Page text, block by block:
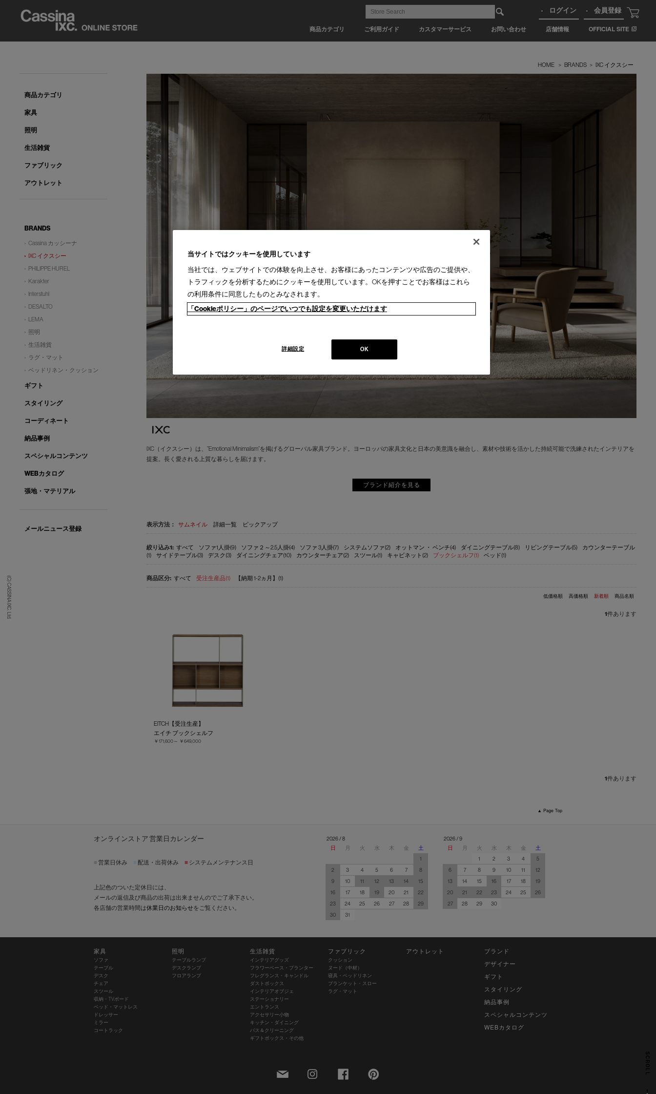
商品カテゴリ ご利用ガイド カスタマーサービス お問い合わせ 店舗情報 OFFICIAL SITE
ログイン 会員登録
(C) CASSINA IXC. Ltd.
SCROLL
HOME > BRANDS > IXC イクスシー
IXC（イクスシー）は、”Emotional Minimalism”を掲げるグローバル家具ブランド。ヨーロッパの家具文化と日本の美意識を融合し、素材や技術を活かした持続可能で洗練されたインテリアを
提案。長く愛される上質な暮らしを届けます。
ブランド紹介を見る
表示方法： サムネイル 詳細一覧 ピックアップ
すべて ソファ1人掛(9) ソファ２～2.5人掛(4) ソファ 3人掛(7) システムソファ(2) オットマン ・ ベンチ(4) ダイニングテーブル(8) リビングテーブル(5)
カウンターテーブル
(1)
サイドテーブル(3) デスク(3) ダイニングチェア(10) カウンターチェア(2) スツール(1) キャビネット(2) ブックシェルフ(1) ベッド(1)
すべて 受注生産品(1) 【納期 1-2ヵ月】(1)
低価格順 高価格順 新着順 商品名順
1件あります
EITCH【受注生産】
エイチ ブックシェルフ
￥171,600～ ￥649,000
1件あります
商品カテゴリ
家具
照明
生活雑貨
ファブリック
アウトレット
BRANDS
Cassina カッシーナ
IXC イクスシー
PHILIPPE HUREL
Karakter
Interstuhl
DESALTO
LEMA
照明
生活雑貨
ラグ・マット
ベッドリネン・クッション
ギフト
スタイリング
コーディネート
納品事例
スペシャルコンテンツ
WEBカタログ
張地・マテリアル
メールニュース登録
▲ Page Top
オンラインストア 営業日カレンダー
営業日休み 配送・出荷休み ■ システムメンテナンス日
上記色のついた定休日には、
メールの返信及び商品の出荷は出来ませんのでご了承下さい。
各店舗の営業時間は休業日のお知らせをご覧ください。
2026 / 8
日
月 火 水 木 金
土
1
2
3 4 5 6 7
8
9
10 11 12 13 14
15
16
17 18 19 20 21
22
23
24 25 26 27 28
29
30
31
2026 / 9
日
月 火 水 木 金
土
1
2 3 4
5
6
7 8 9 10 11
12
13
14 15 16 17 18
19
20
21 22 23 24 25
26
27
28 29 30
家具
ソファ
テーブル
デスク
チェア
スツール
収納・TVボード
ベッド・マットレス
ドレッサー
ミラー
コートラック
照明
テーブルランプ
デスクランプ
フロアランプ
生活雑貨
インテリアグッズ
フラワーベース・プランター
フレグランス・キャンドル
ダストボックス
インテリアオブジェ
ステーショナリー
エントランス
アクセサリー小物
キッチン・ダイニング
バス＆クリーニング
ギフトボックス・その他
ファブリック
クッション
ヌード（中材）
寝具・ベッドリネン
ブランケット・スロー
ラグ・マット
アウトレット
ブランド
デザイナー
ギフト
スタイリング
納品事例
スペシャルコンテンツ
WEBカタログ
当サイトではクッキーを使用しています
当社では、ウェブサイトでの体験を向上させ、お客様にあったコンテンツや広告のご提供や、
トラフィックを分析するためにクッキーを使用しています。OKを押すことでお客様はこれら
の利用条件に同意したものとみなされます。
「Cookieポリシー」のページでいつでも設定を変更いただけます
OK
詳細設定